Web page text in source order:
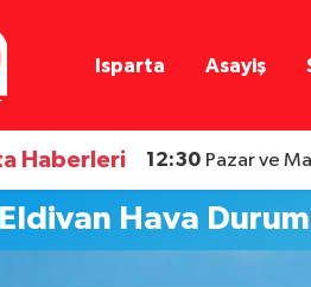
Isparta Asayiş
Haberleri 12:30 Pazar ve
Eldivan Hava
Eczaneler
Vakitleri